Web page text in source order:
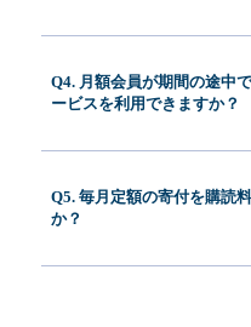
Q4. 月額会員が期間の途中
ービスを利用できますか？
Q5. 毎月定額の寄付を購読
か？